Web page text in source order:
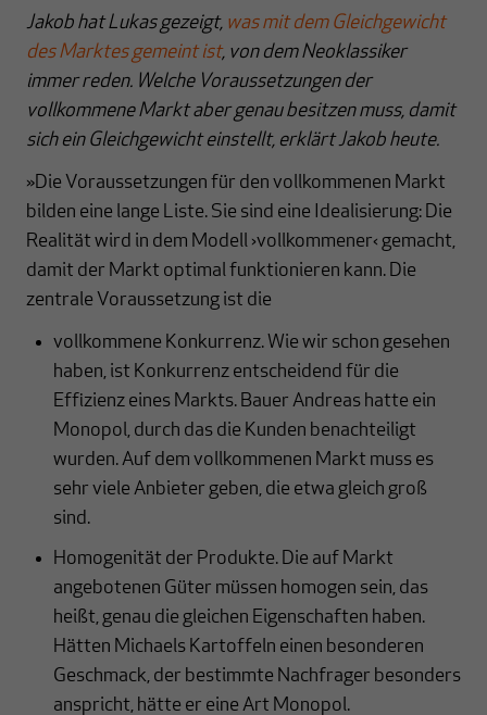
Jakob hat Lukas gezeigt, was mit dem Gleichgewicht
des Marktes gemeint ist, von dem Neoklassiker
immer reden. Welche Voraussetzungen der
vollkommene Markt aber genau besitzen muss, damit
sich ein Gleichgewicht einstellt, erklärt Jakob heute.
»Die Voraussetzungen für den vollkommenen Markt
bilden eine lange Liste. Sie sind eine Idealisierung: Die
Realität wird in dem Modell ›vollkommener‹ gemacht,
damit der Markt optimal funktionieren kann. Die
zentrale Voraussetzung ist die
vollkommene Konkurrenz. Wie wir schon gesehen
haben, ist Konkurrenz entscheidend für die
Effizienz eines Markts. Bauer Andreas hatte ein
Monopol, durch das die Kunden benachteiligt
wurden. Auf dem vollkommenen Markt muss es
sehr viele Anbieter geben, die etwa gleich groß
sind.
Homogenität der Produkte. Die auf Markt
angebotenen Güter müssen homogen sein, das
heißt, genau die gleichen Eigenschaften haben.
Hätten Michaels Kartoffeln einen besonderen
Geschmack, der bestimmte Nachfrager besonders
anspricht, hätte er eine Art Monopol.